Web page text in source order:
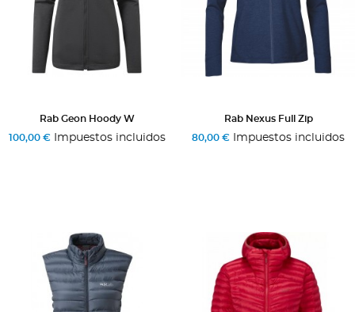
Rab Geon Hoody W
100,00 €Impuestos incluidos
Rab Nexus Full Zip
80,00 € Impuestos incluidos